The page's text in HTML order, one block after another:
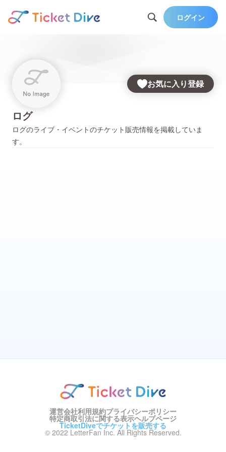
ログイン
お気に入り登録
ログ
ログのライブ・イベントのチケット販売情報を掲載していま
す。
運営会社利用規約プライバシーポリシー
特定商取引法に関する表示ヘルプページ
TicketDiveでチケットを販売する
© 2022 LetterFan Inc. All Rights Reserved.